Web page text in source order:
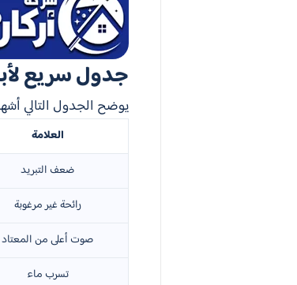
جدول سريع
يوضح الجدول التالي
العلامة
ضعف التبريد
رائحة غير مرغوبة
صوت أعلى من المعتاد
تسرب ماء